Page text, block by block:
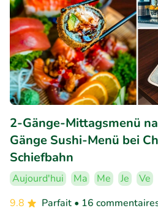
2-Gänge-Mittagsmenü
Gänge Sushi-Menü bei
Schiefbahn
Aujourd'hui Ma Me Je
Ve
9.8
Parfait • 16